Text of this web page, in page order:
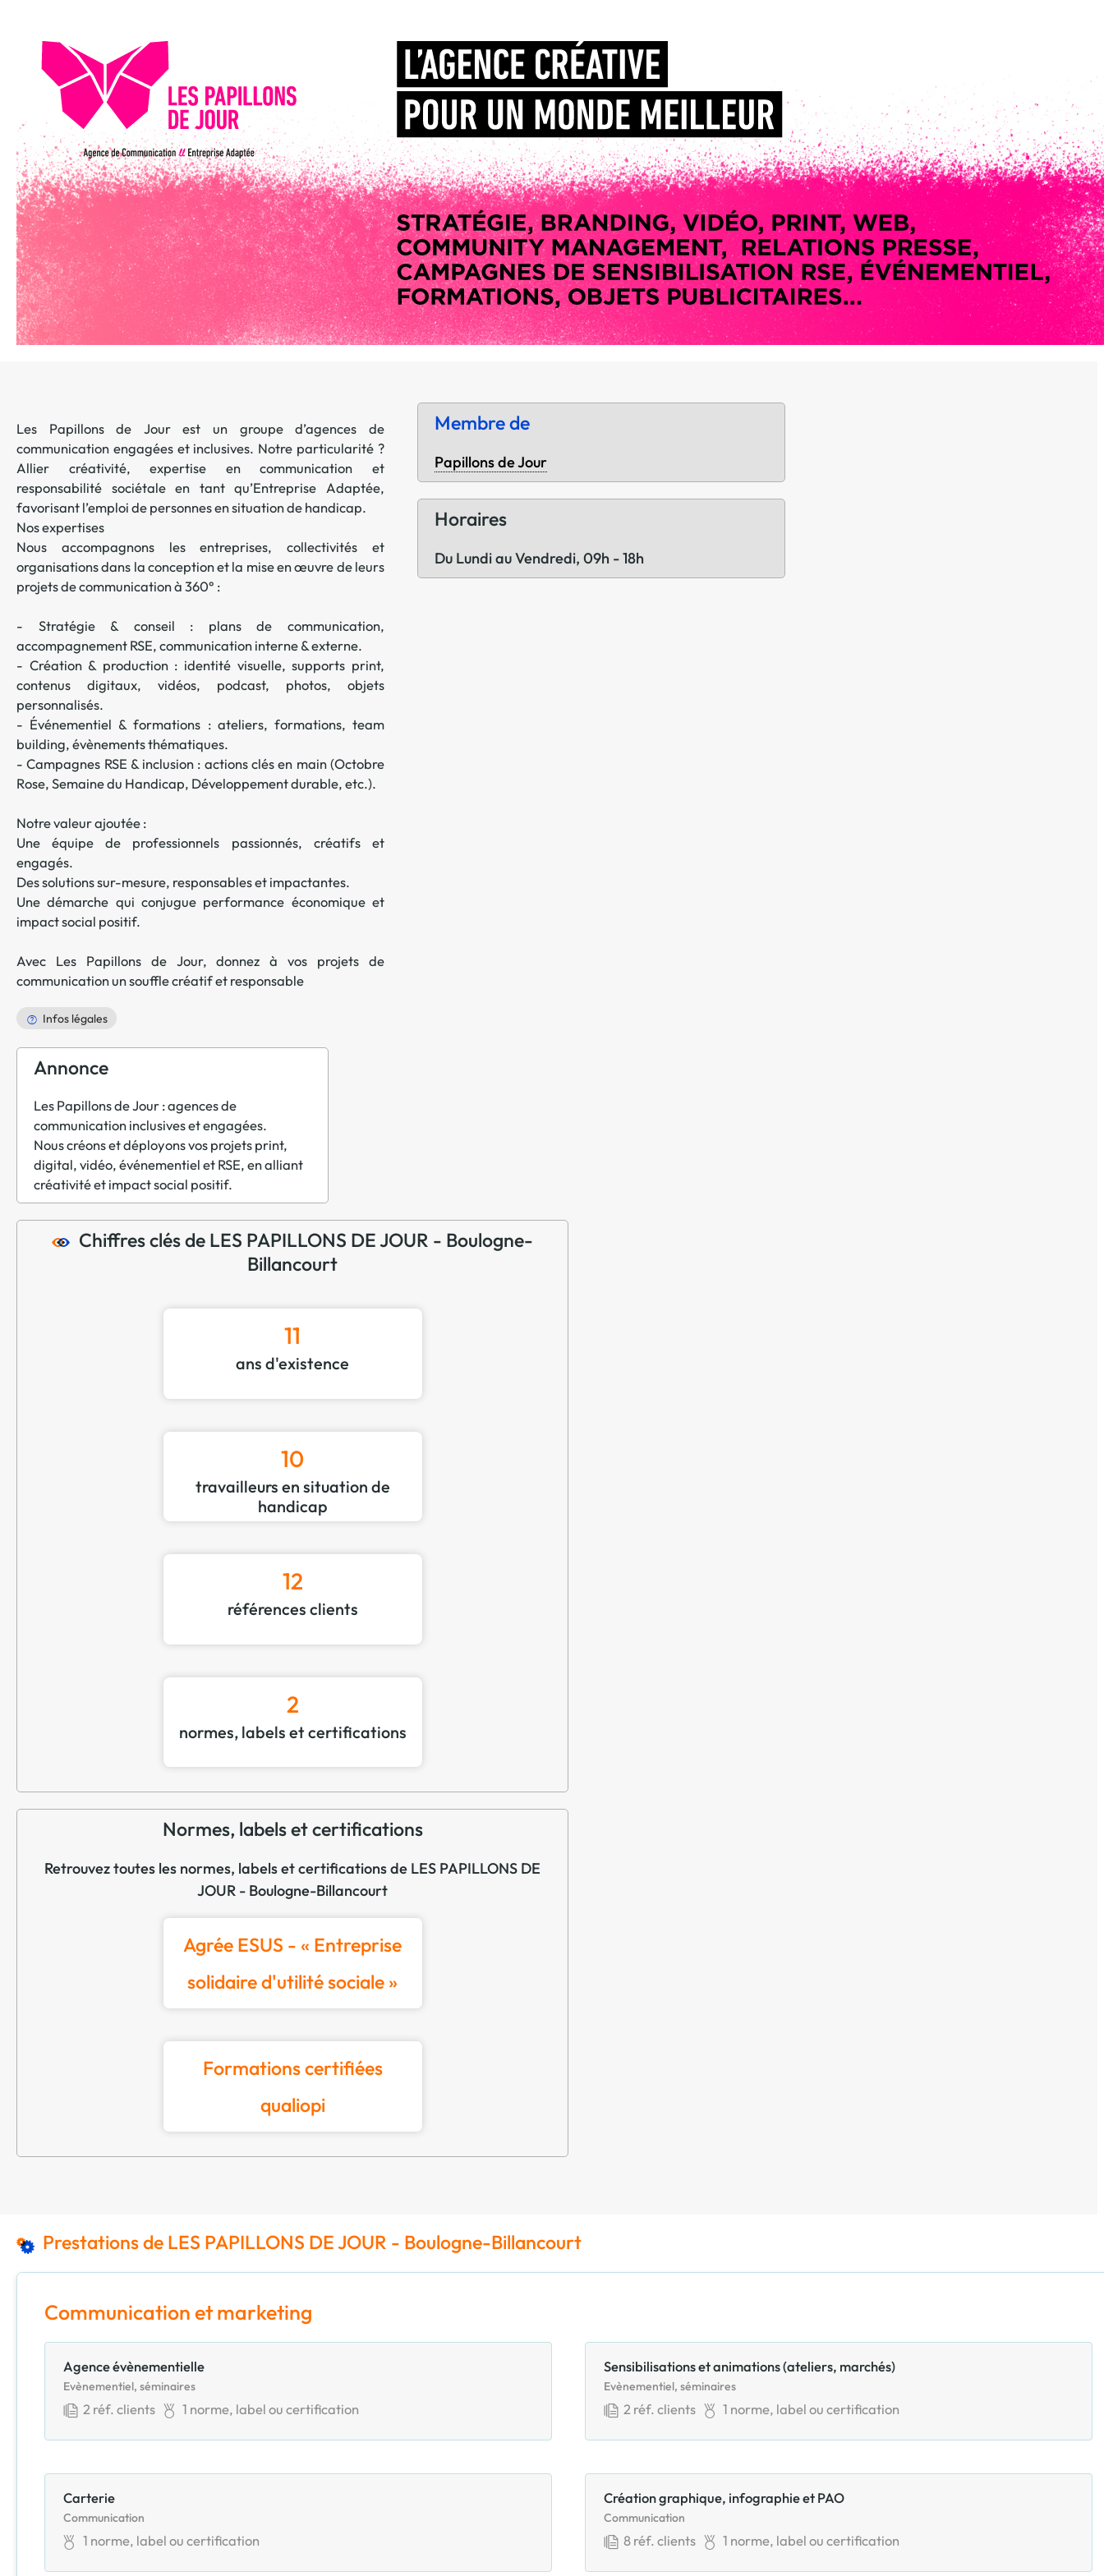
Cultiver son réseau
Le Club Partenaires
Je communique
Votre visibilité on-line clé en main
Vos kits de communication personnalisés
Je vends
Votre boîte à outils « accélérez votre croissance »
J'améliore mes pratiques
Vos formations 100% opérationnelles, dédiées au développement commercial
Votre centre de ressources et vos services de networking
Je restructure ou je développe de nouvelles activités
Vos services enrichis
Les Papillons de Jour est un groupe d’agences de
communication engagées et inclusives. Notre particularité ?
Allier créativité, expertise en communication et
responsabilité sociétale en tant qu’Entreprise Adaptée,
favorisant l’emploi de personnes en situation de handicap.
Nos expertises
Nous accompagnons les entreprises, collectivités et
organisations dans la conception et la mise en œuvre de leurs
projets de communication à 360° :
- Stratégie & conseil : plans de communication,
accompagnement RSE, communication interne & externe.
- Création & production : identité visuelle, supports print,
contenus digitaux, vidéos, podcast, photos, objets
personnalisés.
- Événementiel & formations : ateliers, formations, team
building, évènements thématiques.
- Campagnes RSE & inclusion : actions clés en main (Octobre
Rose, Semaine du Handicap, Développement durable, etc.).
Notre valeur ajoutée :
Une équipe de professionnels passionnés, créatifs et
engagés.
Des solutions sur-mesure, responsables et impactantes.
Une démarche qui conjugue performance économique et
impact social positif.
Avec Les Papillons de Jour, donnez à vos projets de
communication un souffle créatif et responsable
Infos légales
Membre de
Papillons de Jour
Horaires
Du Lundi au Vendredi, 09h - 18h
Annonce
Les Papillons de Jour : agences de
communication inclusives et engagées.
Nous créons et déployons vos projets print,
digital, vidéo, événementiel et RSE, en alliant
créativité et impact social positif.
Chiffres clés de LES PAPILLONS DE JOUR - Boulogne-
Billancourt
11
ans d'existence
10
travailleurs en situation de
handicap
12
références clients
2
normes, labels et certifications
Normes, labels et certifications
Retrouvez toutes les normes, labels et certifications de LES PAPILLONS DE
JOUR - Boulogne-Billancourt
Agrée ESUS - « Entreprise
solidaire d'utilité sociale »
Formations certifiées
qualiopi
Prestations de LES PAPILLONS DE JOUR - Boulogne-Billancourt
Communication et marketing
Agence évènementielle
Evènementiel, séminaires
2 réf. clients 1 norme, label ou certification
Sensibilisations et animations (ateliers, marchés)
Evènementiel, séminaires
2 réf. clients 1 norme, label ou certification
Carterie
Communication
1 norme, label ou certification
Création graphique, infographie et PAO
Communication
8réf. clients 1 norme, label ou certification